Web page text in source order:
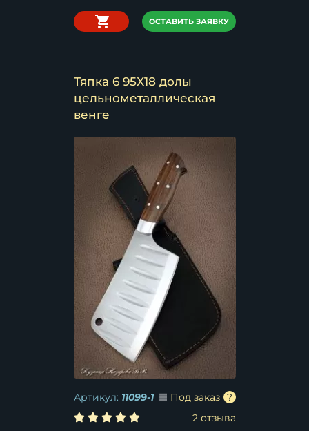
ОСТАВИТЬ ЗАЯВКУ
Тяпка 6 95Х18 долы
цельнометаллическая
венге
Артикул: 11099-1
Под заказ
2 отзыва